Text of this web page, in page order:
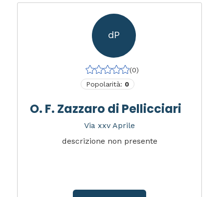
dP
(0)
Popolarità: 0
O. F. Zazzaro di Pellicciari
Via xxv Aprile
descrizione non presente